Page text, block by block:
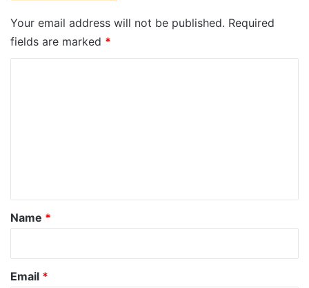
Your email address will not be published. Required
fields are marked *
*
Name *
Email *